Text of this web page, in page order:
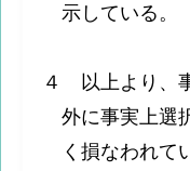
示している。
４ 以上より、
外に事実上選
く損なわれて